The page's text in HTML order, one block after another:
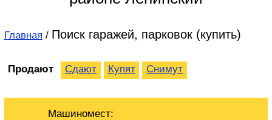
Главная / Поиск гаражей, парковок (купить)
Продают Сдают Купят Снимут
Машиномест: